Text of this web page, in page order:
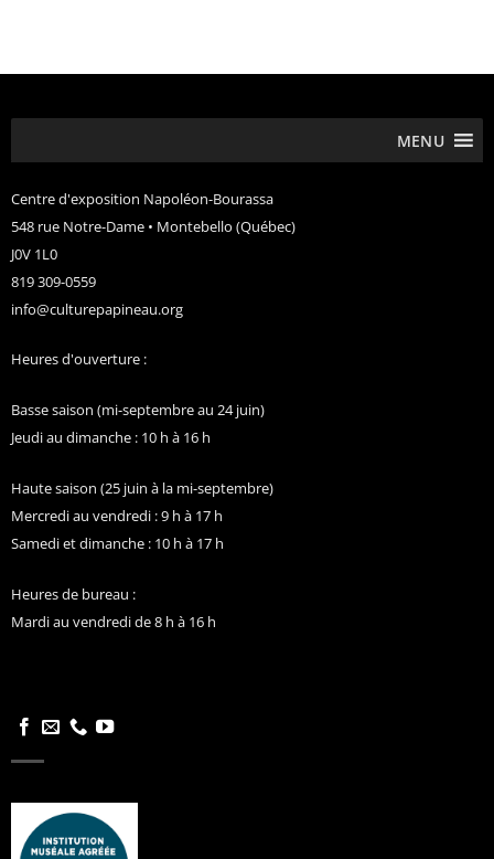
MENU
Centre d'exposition Napoléon-Bourassa
548 rue Notre-Dame • Montebello (Québec)
J0V 1L0
819 309-0559
info@culturepapineau.org
Heures d'ouverture :
Basse saison (mi-septembre au 24 juin)
Jeudi au dimanche : 10 h à 16 h
Haute saison (25 juin à la mi-septembre)
Mercredi au vendredi : 9 h à 17 h
Samedi et dimanche : 10 h à 17 h
Heures de bureau :
Mardi au vendredi de 8 h à 16 h